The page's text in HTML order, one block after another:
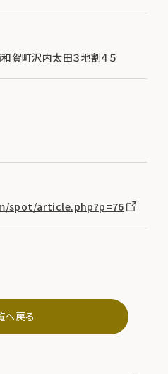
賀町沢内太田３地割４５
spot/article.php?p=76
へ戻る